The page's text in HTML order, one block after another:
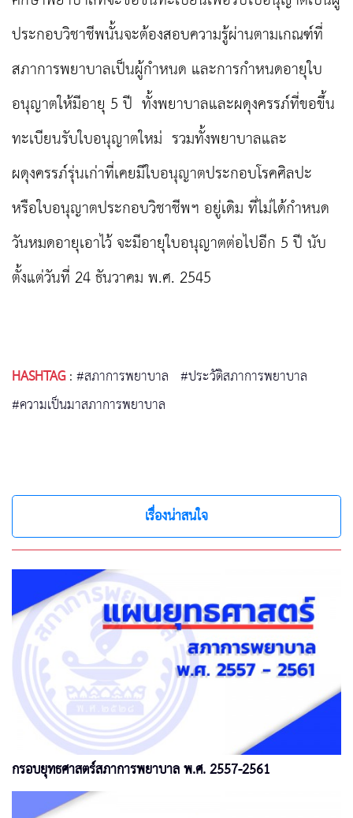
ประกอบวิชาชีพนั้นจะต้องสอบความรู้ผ่านตามเกณฑ์ที่
สภาการพยาบาลเป็นผู้กำหนด และการกำหนดอายุใบ
อนุญาตให้มีอายุ 5 ปี ทั้งพยาบาลและผดุงครรภ์ที่ขอขึ้น
ทะเบียนรับใบอนุญาตใหม่ รวมทั้งพยาบาลและ
ผดุงครรภ์รุ่นเก่าที่เคยมีใบอนุญาตประกอบโรคศิลปะ
หรือใบอนุญาตประกอบวิชาชีพฯ อยู่เดิม ที่ไม่ได้กำหนด
วันหมดอายุเอาไว้ จะมีอายุใบอนุญาตต่อไปอีก 5 ปี นับ
ตั้งแต่วันที่ 24 ธันวาคม พ.ศ. 2545
HASHTAG:#สภาการพยาบาล #ประวัติสภาการพยาบาล
#ความเป็นมาสภาการพยาบาล
เรื่องน่าสนใจ
กรอบยุทธศาสตร์สภาการพยาบาล พ.ศ. 2557-2561